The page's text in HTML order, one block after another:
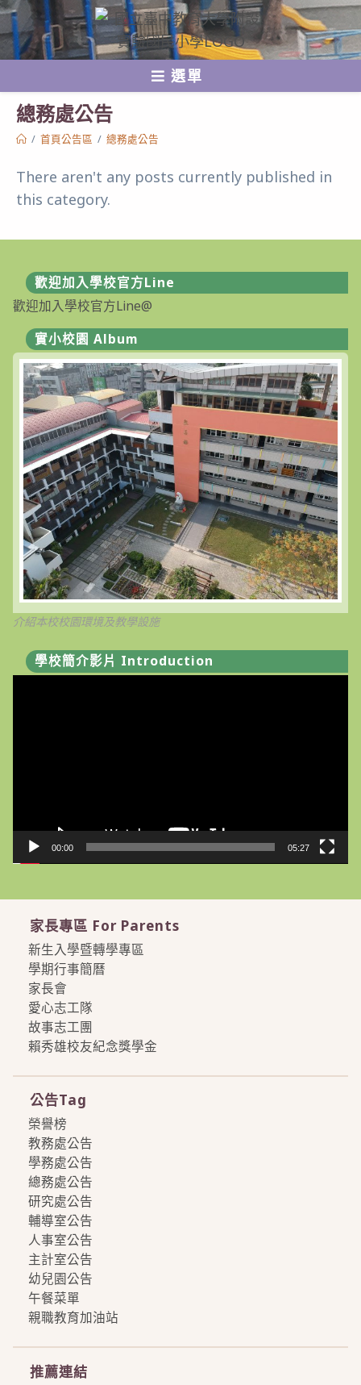
跳
轉
至
選單
總務處公告
/ 首頁公告區 / 總務處公告
There aren't any posts currently published in
this category.
歡迎加入學校官方Line
歡迎加入學校官方Line@
實小校園 Album
介紹本校校園環境及教學設施
學校簡介影片 Introduction
00:00 05:27
家長專區 For Parents
新生入學暨轉學專區
學期行事簡曆
家長會
愛心志工隊
故事志工團
賴秀雄校友紀念獎學金
公告Tag
榮譽榜
教務處公告
學務處公告
總務處公告
研究處公告
輔導室公告
人事室公告
主計室公告
幼兒園公告
午餐菜單
親職教育加油站
推薦連結